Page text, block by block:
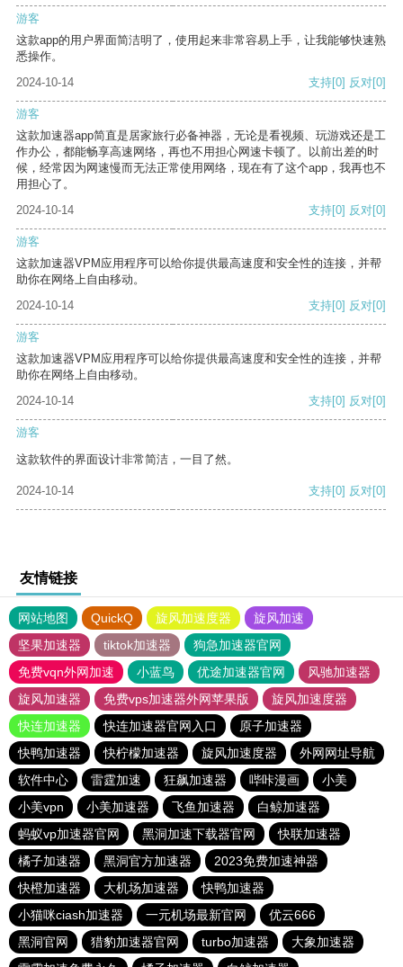
游客
这款app的用户界面简洁明了，使用起来非常容易上手，让我能够快速熟
悉操作。
2024-10-14
支持[0] 反对[0]
游客
这款加速器app简直是居家旅行必备神器，无论是看视频、玩游戏还是工
作办公，都能畅享高速网络，再也不用担心网速卡顿了。以前出差的时
候，经常因为网速慢而无法正常使用网络，现在有了这个app，我再也不
用担心了。
2024-10-14
支持[0] 反对[0]
游客
这款加速器VPM应用程序可以给你提供最高速度和安全性的连接，并帮
助你在网络上自由移动。
2024-10-14
支持[0] 反对[0]
游客
这款加速器VPM应用程序可以给你提供最高速度和安全性的连接，并帮
助你在网络上自由移动。
2024-10-14
支持[0] 反对[0]
游客
这款软件的界面设计非常简洁，一目了然。
2024-10-14 支持[0] 反对[0]
友情链接
网站地图 QuickQ 旋风加速度器
旋风加速
坚果加速器
tiktok加速器
狗急加速器官网
免费vqn外网加速
小蓝鸟 优途加速器官网
风驰加速器
旋风加速器
免费vps加速器外网苹果版
旋风加速度器
快连加速器
快连加速器官网入口
原子加速器
快鸭加速器
快柠檬加速器 旋风加速度器
外网网址导航
软件中心
雷霆加速 狂飙加速器 哔咔漫画
小美
小美vpn
小美加速器 飞鱼加速器
白鲸加速器
蚂蚁vp加速器官网
黑洞加速下载器官网
快联加速器
橘子加速器
黑洞官方加速器
2023免费加速神器
快橙加速器
大机场加速器
快鸭加速器
小猫咪ciash加速器
一元机场最新官网
优云666
黑洞官网
猎豹加速器官网 turbo加速器
大象加速器